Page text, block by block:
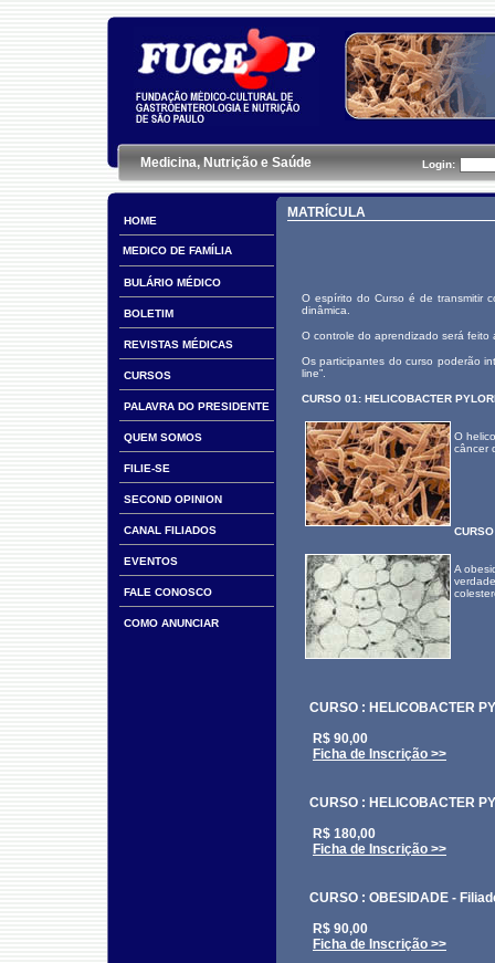
Medicina, Nutrição e Saúde Login:
HOME
MEDICO DE FAMÍLIA
BULÁRIO MÉDICO
BOLETIM
REVISTAS MÉDICAS
CURSOS
PALAVRA DO PRESIDENTE
QUEM SOMOS
FILIE-SE
SECOND OPINION
CANAL FILIADOS
EVENTOS
FALE CONOSCO
COMO ANUNCIAR
MATRÍCULA
O espírito do Curso é de transmitir
dinâmica.
O controle do aprendizado será
Os participantes do curso poderão
line”.
CURSO 01: HELICOBACTER
O
câncer
A
CURSO : HELICOBACTER
R$ 90,00
Ficha de Inscrição >>
CURSO : HELICOBACTER
R$ 180,00
Ficha de Inscrição >>
CURSO : OBESIDADE -
R$ 90,00
Ficha de Inscrição >>